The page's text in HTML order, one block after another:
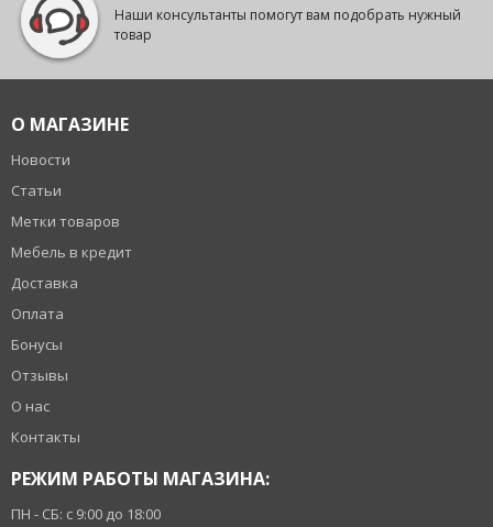
Наши консультанты помогут вам подобрать нужный
товар
О МАГАЗИНЕ
Новости
Статьи
Метки товаров
Мебель в кредит
Доставка
Оплата
Бонусы
Отзывы
О нас
Контакты
РЕЖИМ РАБОТЫ МАГАЗИНА:
ПН - СБ: с 9:00 до 18:00